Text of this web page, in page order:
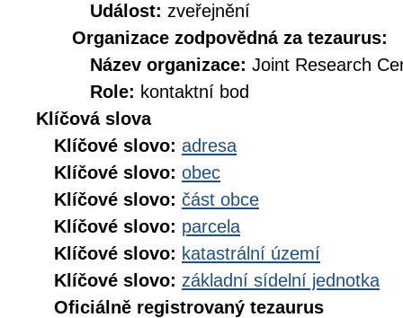
Událost: zveřejnění
Organizace zodpovědná za tezaurus:
Název organizace: Joint Research
Role: kontaktní bod
Klíčová slova
Klíčové slovo: adresa
Klíčové slovo: obec
Klíčové slovo: část obce
Klíčové slovo: parcela
Klíčové slovo: katastrální území
Klíčové slovo: základní sídelní jednotka
Oficiálně registrovaný tezaurus